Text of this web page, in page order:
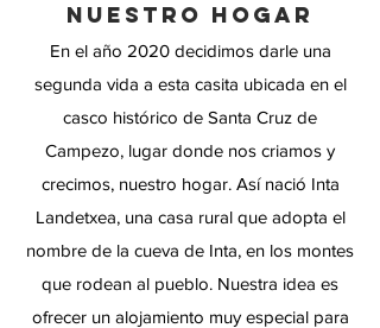
NUESTRO HOGAR
En el año 2020 decidimos darle una
segunda vida a esta casita ubicada en el
casco histórico de Santa Cruz de
Campezo, lugar donde nos criamos y
crecimos, nuestro hogar. Así nació Inta
Landetxea, una casa rural que adopta el
nombre de la cueva de Inta, en los montes
que rodean al pueblo. Nuestra idea es
ofrecer un alojamiento muy especial para